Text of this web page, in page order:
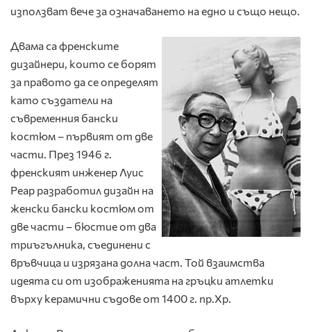
използват вече за означаването на едно и също нещо.
Двама са френските
дизайнери, които се борят
за правото да се определят
като създатели на
съвременния бански
костюм – първият от две
части. През 1946 г.
френският инженер Луис
Реар разработил дизайн на
женски бански костюм от
две части – бюстие от два
триъгълника, съединени с
връвчица и изрязана долна част. Той взаимства
идеята си от изображенията на гръцки атлетки
върху керамични съдове от 1400 г. пр.Хр.